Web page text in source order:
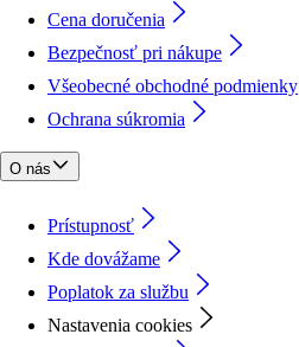
Cena doručenia
Bezpečnosť pri nákupe
Všeobecné obchodné podmienky
Ochrana súkromia
O nás
Prístupnosť
Kde dovážame
Poplatok za službu
Nastavenia cookies